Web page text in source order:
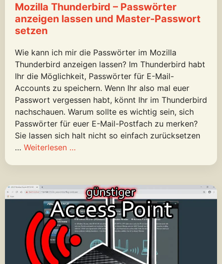
Mozilla Thunderbird – Passwörter
anzeigen lassen und Master-Passwort
setzen
Wie kann ich mir die Passwörter im Mozilla
Thunderbird anzeigen lassen? Im Thunderbird habt
Ihr die Möglichkeit, Passwörter für E-Mail-
Accounts zu speichern. Wenn Ihr also mal euer
Passwort vergessen habt, könnt Ihr im Thunderbird
nachschauen. Warum sollte es wichtig sein, sich
Passwörter für euer E-Mail-Postfach zu merken?
Sie lassen sich halt nicht so einfach zurücksetzen
… Weiterlesen …